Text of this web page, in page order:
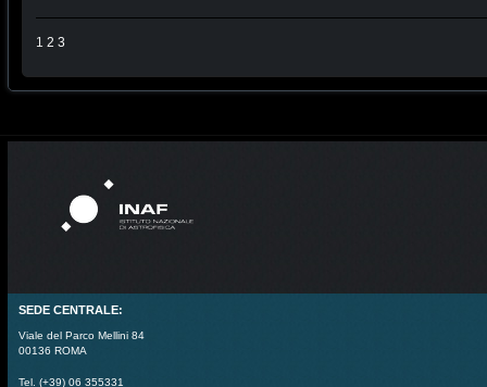
1 2 3
SEDE CENTRALE:
Viale del Parco Mellini 84
00136 ROMA
Tel. (+39) 06 355331